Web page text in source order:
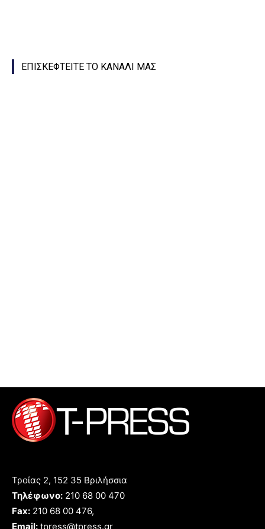
ΕΠΙΣΚΕΦΤΕΙΤΕ ΤΟ ΚΑΝΑΛΙ ΜΑΣ
Τροίας 2, 152 35 Βριλήσσια
Τηλέφωνο: 210 68 00 470
Fax: 210 68 00 476,
Email: tpress@tpress.gr